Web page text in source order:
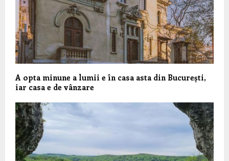
A opta minune a lumii e în casa asta din București,
iar casa e de vânzare